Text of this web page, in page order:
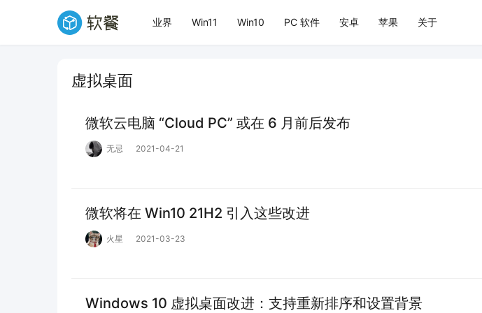
业界 Win11 Win10 PC 软件 安卓 苹果 关于
虚拟桌面
微软云电脑 “Cloud PC” 或在 6 月前后发布
无忌 2021-04-21
微软将在 Win10 21H2 引入这些改进
火星 2021-03-23
Windows 10 虚拟桌面改进：支持重新排序和设置背景